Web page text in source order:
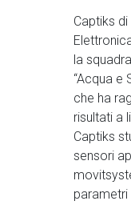
Captiks
la
“Acqua e
che ha
risultati a
Captiks
sensori
parametri